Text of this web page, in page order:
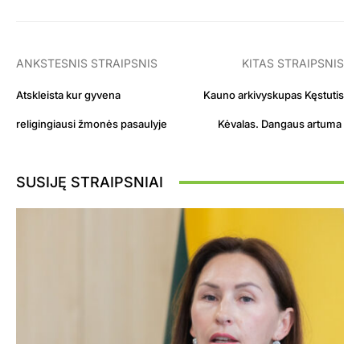
ANKSTESNIS STRAIPSNIS
Atskleista kur gyvena
religingiausi žmonės pasaulyje
KITAS STRAIPSNIS
Kauno arkivyskupas Kęstutis
Kėvalas. Dangaus artuma
SUSIJĘ STRAIPSNIAI